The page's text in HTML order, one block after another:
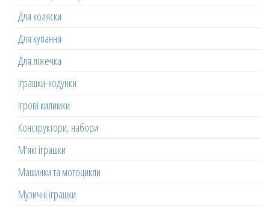
Для коляски
Для купання
Для ліжечка
Іграшки-ходунки
Ігрові килимки
Конструктори, набори
М'які іграшки
Машинки та мотоцикли
Музичні іграшки